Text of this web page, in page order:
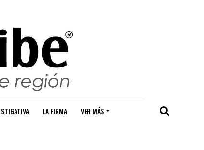
LA FIRMA VER MÁS